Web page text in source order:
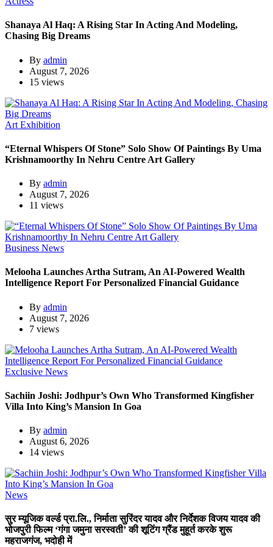
Shanaya Al Haq: A Rising Star In Acting And Modeling,
Chasing Big Dreams
By admin
August 7, 2026
15 views
Art Exhibition
“Eternal Whispers Of Stone” Solo Show Of Paintings By Uma
Krishnamoorthy In Nehru Centre Art Gallery
By admin
August 7, 2026
11 views
Business News
Melooha Launches Artha Sutram, An AI-Powered Wealth
Intelligence Report For Personalized Financial Guidance
By admin
August 7, 2026
7 views
Exclusive News
Sachiin Joshi: Jodhpur’s Own Who Transformed Kingfisher
Villa Into King’s Mansion In Goa
By admin
August 6, 2026
14 views
News
सुर म्यूजिक वर्ल्ड प्रा.लि., निर्माता सुरिंदर यादव और निर्देशक विजय यादव की
भोजपुरी फिल्म ‘गंगा जमुना सरस्वती’ की शूटिंग ग्रैंड मुहूर्त करके शुरू
महराजगंज, भदोही में